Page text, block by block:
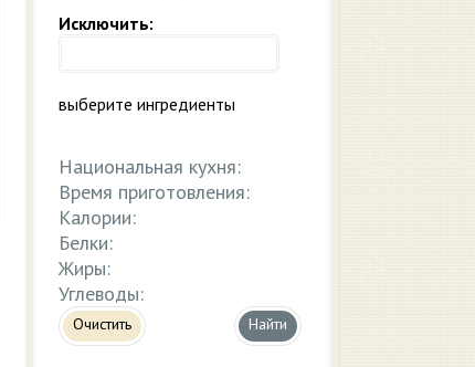
Исключить:
выберите ингредиенты
Национальная кухня:
Время приготовления:
Калории:
Белки:
Жиры:
Углеводы:
Очистить